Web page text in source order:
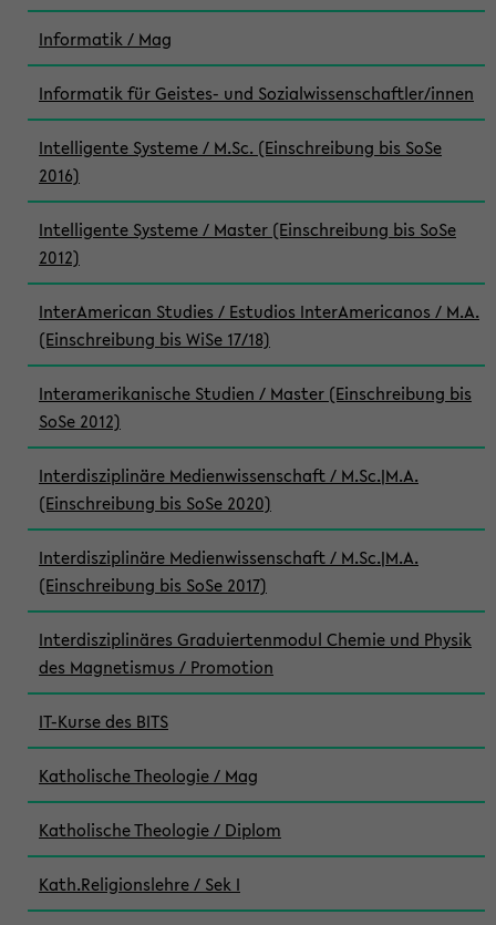
Informatik / Mag
Informatik für Geistes- und Sozialwissenschaftler/innen
Intelligente Systeme / M.Sc. (Einschreibung bis SoSe
2016)
Intelligente Systeme / Master (Einschreibung bis SoSe
2012)
InterAmerican Studies / Estudios InterAmericanos / M.A.
(Einschreibung bis WiSe 17/18)
Interamerikanische Studien / Master (Einschreibung bis
SoSe 2012)
Interdisziplinäre Medienwissenschaft / M.Sc.|M.A.
(Einschreibung bis SoSe 2020)
Interdisziplinäre Medienwissenschaft / M.Sc.|M.A.
(Einschreibung bis SoSe 2017)
Interdisziplinäres Graduiertenmodul Chemie und Physik
des Magnetismus / Promotion
IT-Kurse des BITS
Katholische Theologie / Mag
Katholische Theologie / Diplom
Kath.Religionslehre / Sek I